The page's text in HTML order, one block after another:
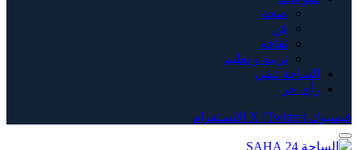
صحة
فن
ثقافة
تربية و تعليم
الساحة تيفي
رأي حر
فيسبوك X (Twitter) الانستغرام